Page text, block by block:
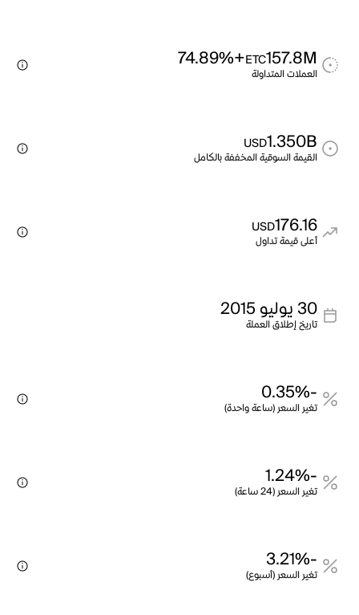
157.8M
ETC
+74.89%
العملات المتداولة
1.350B
USD
القيمة السوقية المخففة بالكامل
176.16
USD
أعلى قيمة تداول
30 يوليو 2015
تاريخ إطلاق العملة
-0.35%
تغير السعر (ساعة واحدة)
-1.24%
تغير السعر (24 ساعة)
-3.21%
تغير السعر (أسبوع)